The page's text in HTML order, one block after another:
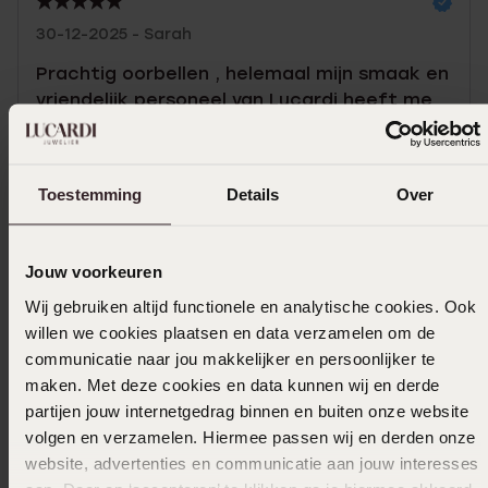
Toestemming Details Over
Jouw voorkeuren
Wij gebruiken altijd functionele en analytische cookies. Ook
willen we cookies plaatsen en data verzamelen om de
communicatie naar jou makkelijker en persoonlijker te
maken. Met deze cookies en data kunnen wij en derde
partijen jouw internetgedrag binnen en buiten onze website
volgen en verzamelen. Hiermee passen wij en derden onze
website, advertenties en communicatie aan jouw interesses
30-12-2025 - Sarah
Prachtig oorbellen , helemaal mijn smaak en
vriendelijk personeel van Lucardi heeft me
goed geholpen
Toon meer
Ook leuk voor jou